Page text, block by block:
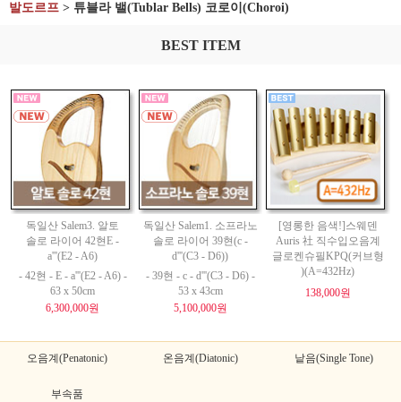
발도르프 > 튜블라 밸(Tublar Bells) 코로이(Choroi)
BEST ITEM
독일산 Salem3. 알토
솔로 라이어 42현E -
a'''(E2 - A6)
- 42현 - E - a'''(E2 - A6) -
63 x 50cm
6,300,000원
독일산 Salem1. 소프라노
솔로 라이어 39현(c -
d'''(C3 - D6))
- 39현 - c - d'''(C3 - D6) -
53 x 43cm
5,100,000원
[영롱한 음색!]스웨덴
Auris 社 직수입오음계
글로켄슈필KPQ(커브형
)(A=432Hz)
138,000원
오음계(Penatonic) 온음계(Diatonic) 낱음(Single Tone)
부속품